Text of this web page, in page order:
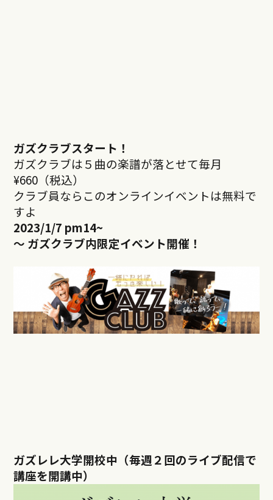
ガズクラブスタート！
ガズクラブは５曲の楽譜が落とせて毎月
¥660（税込）
クラブ員ならこのオンラインイベントは無料で
すよ
2023/1/7 pm14~
～ ガズクラブ内限定イベント開催！
ガズレレ大学開校中（毎週２回のライブ配信で
講座を開講中）